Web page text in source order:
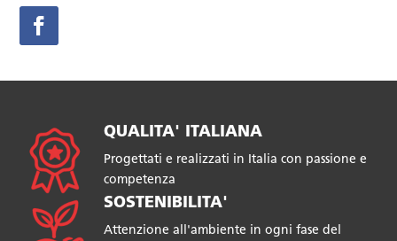
QUALITA' ITALIANA
Progettati e realizzati in Italia con passione e
competenza
SOSTENIBILITA'
Attenzione all'ambiente in ogni fase del